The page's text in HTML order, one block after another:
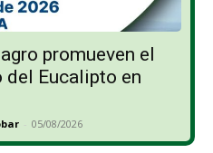
promueven el
del Eucalipto en
- 05/08/2026